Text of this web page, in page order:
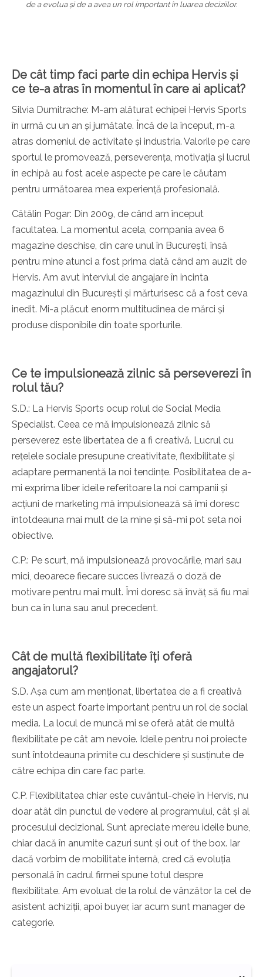
de a evolua și de a avea un rol important în luarea deciziilor.
De cât timp faci parte din echipa Hervis și
ce te-a atras în momentul în care ai aplicat?
Silvia Dumitrache: M-am alăturat echipei Hervis Sports
în urmă cu un an și jumătate. Încă de la început, m-a
atras domeniul de activitate și industria. Valorile pe care
sportul le promovează, perseverența, motivația și lucrul
în echipă au fost acele aspecte pe care le căutam
pentru următoarea mea experiență profesională.
Cătălin Pogar: Din 2009, de când am început
facultatea. La momentul acela, compania avea 6
magazine deschise, din care unul în București, însă
pentru mine atunci a fost prima dată când am auzit de
Hervis. Am avut interviul de angajare în incinta
magazinului din București și mărturisesc că a fost ceva
inedit. Mi-a plăcut enorm multitudinea de mărci și
produse disponibile din toate sporturile.
Ce te impulsionează zilnic să perseverezi în
rolul tău?
S.D.: La Hervis Sports ocup rolul de Social Media
Specialist. Ceea ce mă impulsionează zilnic să
perseverez este libertatea de a fi creativă. Lucrul cu
rețelele sociale presupune creativitate, flexibilitate și
adaptare permanentă la noi tendințe. Posibilitatea de a-
mi exprima liber ideile referitoare la noi campanii și
acțiuni de marketing mă impulsionează să îmi doresc
întotdeauna mai mult de la mine și să-mi pot seta noi
obiective.
C.P.: Pe scurt, mă impulsionează provocările, mari sau
mici, deoarece fiecare ​​succes livrează o doză de
motivare pentru mai mult. Îmi doresc să învăț să fiu mai
bun ca în luna sau anul precedent.
Cât de multă flexibilitate îți oferă
angajatorul?
S.D. Așa cum am menționat, libertatea de a fi creativă
este un aspect foarte important pentru un rol de social
media. La locul de muncă mi se oferă atât de multă
flexibilitate pe cât am nevoie. Ideile pentru noi proiecte
sunt întotdeauna primite cu deschidere și susținute de
către echipa din care fac parte.
C.P. Flexibilitatea chiar este cuvântul-cheie în Hervis, nu
doar atât din punctul de vedere al programului, cât și al
procesului decizional. Sunt apreciate mereu ideile bune,
chiar dacă în anumite cazuri sunt și out of the box. Iar
dacă vorbim de mobilitate internă, cred că evoluția
personală în cadrul firmei spune totul despre
flexibilitate. Am evoluat de la rolul de vânzător la cel de
asistent achiziții, apoi buyer, iar acum sunt manager de
categorie.